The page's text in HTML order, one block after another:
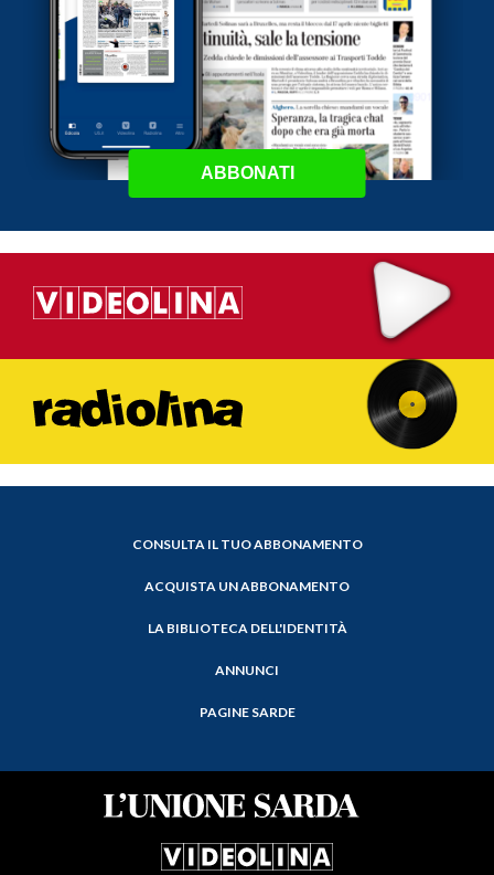
ABBONATI
CONSULTA IL TUO ABBONAMENTO
ACQUISTA UN ABBONAMENTO
LA BIBLIOTECA DELL'IDENTITÀ
ANNUNCI
PAGINE SARDE